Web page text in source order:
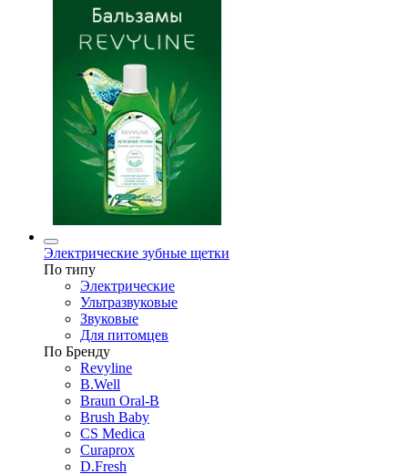
Электрические зубные щетки
По типу
Электрические
Ультразвуковые
Звуковые
Для питомцев
По Бренду
Revyline
B.Well
Braun Oral-B
Brush Baby
CS Medica
Curaprox
D.Fresh